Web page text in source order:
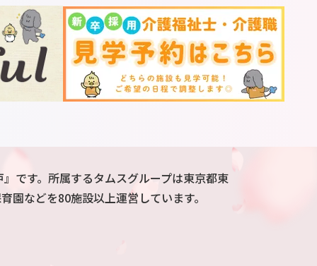
です。所属するタムスグループは東京都東
園などを80施設以上運営しています。